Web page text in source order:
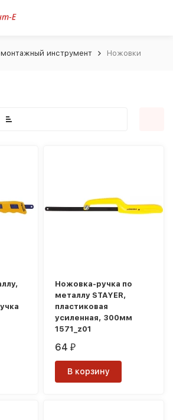
инструмент Ножовки
Ножовка-ручка по
металлу STAYER,
пластиковая
усиленная, 300мм
1571_z01
64₽
В корзину